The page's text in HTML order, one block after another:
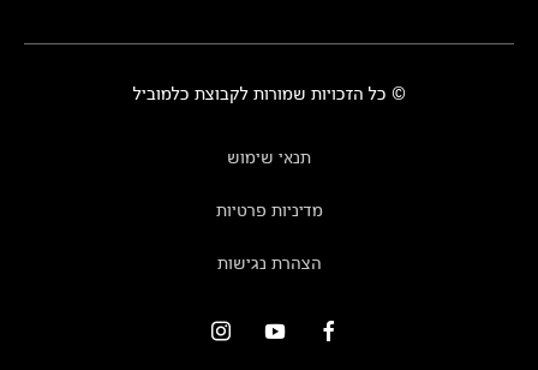
© כל הזכויות שמורות לקבוצת כלמוביל
תנאי שימוש
מדיניות פרטיות
הצהרת נגישות